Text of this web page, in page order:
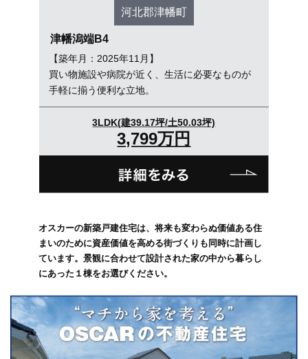
河北郡津幡町
津幡潟端B4
【築年月：2025年11月】
買い物施設や病院が近く、生活に必要なものが
手軽に揃う便利な立地。
3LDK(建39.17坪/土50.03坪)
3,799万円
オスカーの新築戸建住宅は、将来も変わらぬ価値ある住
まいのために資産価値を高める街づくりも同時に計画し
ています。景観に合わせて設計された家の中から暮らし
にあった１棟をお選びください。